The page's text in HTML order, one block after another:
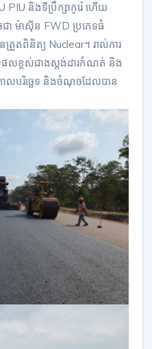
PIU និងទីប្រឹក្សាកូរ៉េ ហើយ
ា ម៉ាស៊ីន FWD ប្រភេទធំ
តពិនិត្យ Nuclear។ រាល់ការ
ផលខ្ពស់ជាងស្តង់ដារកំណត់ និង
លបរិច្ឆេទ និងចំណុចដែលបាន